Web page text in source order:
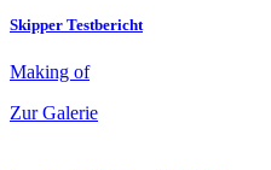
Skipper Testbericht
Making of
Zur Galerie